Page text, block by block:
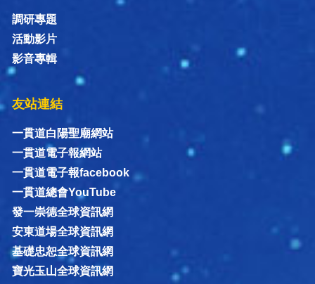
調研專題
活動影片
影音專輯
友站連結
一貫道白陽聖廟網站
一貫道電子報網站
一貫道電子報facebook
一貫道總會YouTube
發一崇德全球資訊網
安東道場全球資訊網
基礎忠恕全球資訊網
寶光玉山全球資訊網